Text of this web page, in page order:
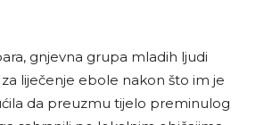
gnjevna grupa mladih ljudi
liječenje ebole nakon što im je
da preuzmu tijelo preminulog